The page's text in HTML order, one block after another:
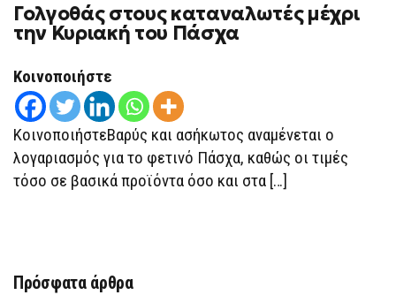
ΓΟΛΓΟΘΆΣ
ΣΤΟΥΣ
ΚΑΤΑΝΑΛΩΤΈΣ
Γολγοθάς στους καταναλωτές μέχρι
την Κυριακή του Πάσχα
Κοινοποιήστε
ΚοινοποιήστεΒαρύς και ασήκωτος αναμένεται ο
λογαριασμός για το φετινό Πάσχα, καθώς οι τιμές
τόσο σε βασικά προϊόντα όσο και στα […]
Πρόσφατα άρθρα